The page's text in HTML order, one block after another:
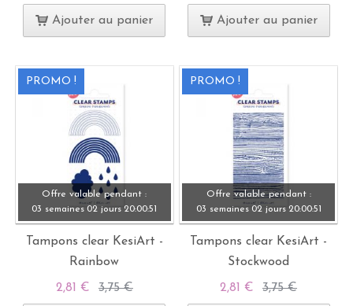
Ajouter au panier Ajouter au panier
PROMO !
Offre valable pendant :
03 semaines 02 jours 20:00:49
Tampons clear KesiArt -
Rainbow
2,81 € 3,75 €
PROMO !
Offre valable pendant :
03 semaines 02 jours 20:00:49
Tampons clear KesiArt -
Stockwood
2,81 € 3,75 €